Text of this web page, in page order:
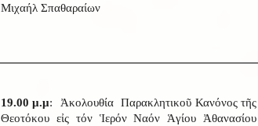
Μιχαήλ Σπαθαραίων
19.00 μ.μ: Ἀκολουθία Παρακλητικοῦ Κανόνος τῆς
Θεοτόκου εἰς τόν Ἱερόν Ναόν Ἁγίου Ἀθανασίου